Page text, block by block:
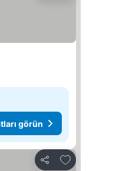
görün
Paylaş
Favorilerime